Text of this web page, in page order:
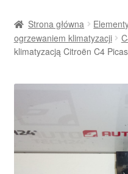
Dostawa
Moje konto
Strona główna
ogrzewaniem klimatyzacji
klimatyzacją Citroën C4